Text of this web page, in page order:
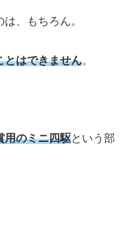
は、もちろん。
とはできません。
用のミニ四駆という部